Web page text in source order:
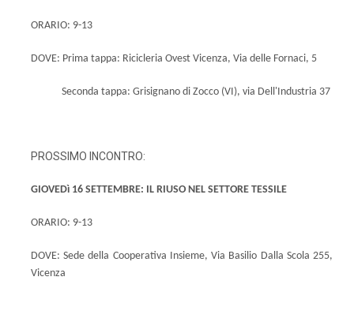
ORARIO: 9-13
DOVE: Prima tappa: Ricicleria Ovest Vicenza, Via delle Fornaci, 5
Seconda tappa: Grisignano di Zocco (VI), via Dell'Industria 37
PROSSIMO INCONTRO:
GIOVEDì 16 SETTEMBRE: IL RIUSO NEL SETTORE TESSILE
ORARIO: 9-13
DOVE: Sede della Cooperativa Insieme, Via Basilio Dalla Scola 255,
Vicenza